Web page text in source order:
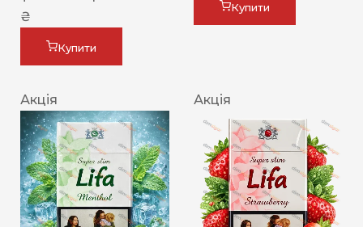
₴
Купити
Купити
Акція Акція